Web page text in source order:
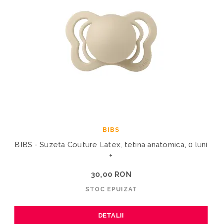
BIBS
BIBS - Suzeta Couture Latex, tetina anatomica, 0 luni
+
30,00 RON
STOC EPUIZAT
DETALII